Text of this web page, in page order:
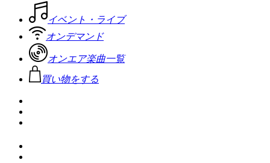
イベント・ライブ
オンデマンド
オンエア楽曲一覧
買い物をする